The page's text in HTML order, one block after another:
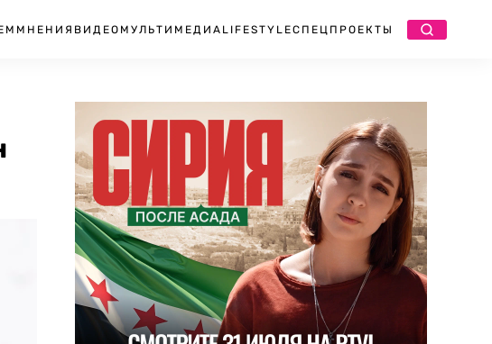
МНЕНИЯ ВИДЕО МУЛЬТИМЕДИА LIFESTYLEСПЕЦПРОЕКТЫ